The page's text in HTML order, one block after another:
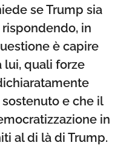
se Trump sia
in
è capire
lui, quali forze
e che il
in
al di là di Trump.